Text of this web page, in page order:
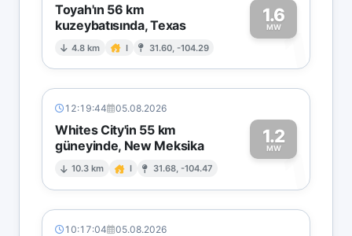
Toyah'ın 56 km
kuzeybatısında, Texas
4.8 km I 31.60, -104.29
1.6
MW1
12:19:44 05.08.2026
Whites City'in 55 km
güneyinde, New Meksika
10.3 km I 31.68, -104.47
1.2
MW1
10:17:04 05.08.2026